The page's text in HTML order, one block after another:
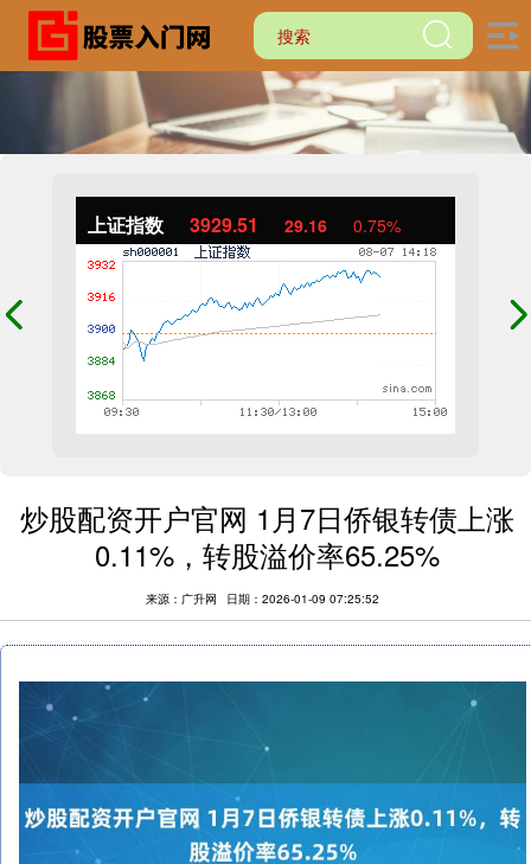
上证指数 3929.51 29.16 0.75%
炒股配资开户官网 1月7日侨银转债上涨
0.11%，转股溢价率65.25%
来源：广升网 日期：2026-01-09 07:25:52